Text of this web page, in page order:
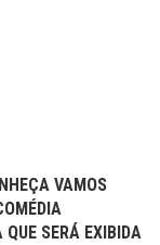
VAMOS
SERÁ EXIBIDA